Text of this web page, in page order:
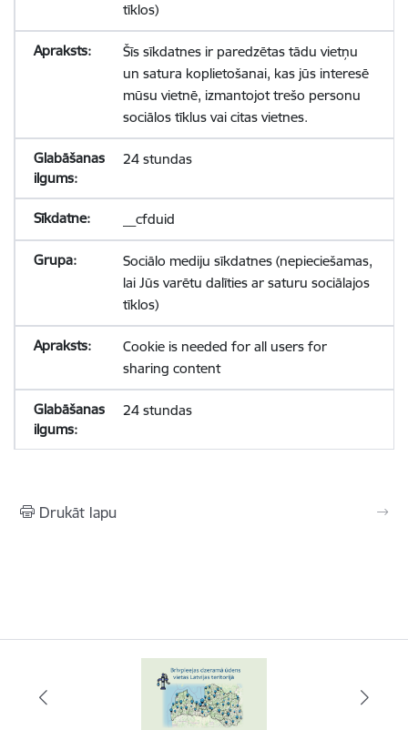
tīklos)
Šīs sīkdatnes ir paredzētas tādu vietņu
un satura koplietošanai, kas jūs interesē
mūsu vietnē, izmantojot trešo personu
sociālos tīklus vai citas vietnes.
24 stundas
__cfduid
Sociālo mediju sīkdatnes (nepieciešamas,
lai Jūs varētu dalīties ar saturu sociālajos
tīklos)
Cookie is needed for all users for
sharing content
24 stundas
Drukāt lapu